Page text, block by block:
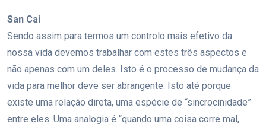
San Cai
Sendo assim para termos um controlo mais efetivo da
nossa vida devemos trabalhar com estes três aspectos e
não apenas com um deles. Isto é o processo de mudança da
vida para melhor deve ser abrangente. Isto até porque
existe uma relação direta, uma espécie de “sincrocinidade”
entre eles. Uma analogia é “quando uma coisa corre mal,